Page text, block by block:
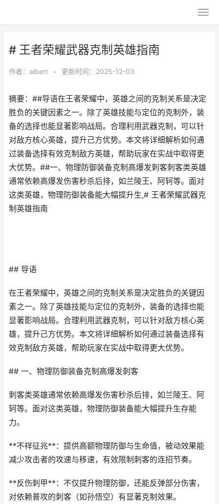
# 王者荣耀武器克制英雄指南
作者： albert • 更新时间：2025-12-03
摘要：##导语在王者荣耀中，英雄之间的克制关系是决定
胜负的关键因素之一。除了英雄技能与定位的克制外，装
备的选择也能显著影响战局。合理利用武器克制，可以针
对敌方核心英雄，提升己方优势。本文将详细解析如何通
过装备选择有效克制敌方英雄，帮助玩家在实战中取得更
大优势。##一、物理防御装备克制高爆发刺客刺客类英雄
通常依赖高爆发伤害秒杀后排，如兰陵王、阿轲等。面对
这类英雄，物理防御装备能大幅提升生,# 王者荣耀武器克
制英雄指南
## 导语
在王者荣耀中，英雄之间的克制关系是决定胜负的关键因
素之一。除了英雄技能与定位的克制外，装备的选择也能
显著影响战局。合理利用武器克制，可以针对敌方核心英
雄，提升己方优势。本文将详细解析如何通过装备选择有
效克制敌方英雄，帮助玩家在实战中取得更大优势。
## 一、物理防御装备克制高爆发刺客
刺客类英雄通常依赖高爆发伤害秒杀后排，如兰陵王、阿
轲等。面对这类英雄，物理防御装备能大幅提升生存能
力。
**不祥征兆**：提供高额物理防御与生命值，被动效果能
减少攻击者的攻速与移速，有效限制刺客的连招节奏。
**反伤刺甲**：不仅提升物理防御，还能反弹部分伤害，
对依赖普攻的刺客（如孙悟空）有显著克制效果。